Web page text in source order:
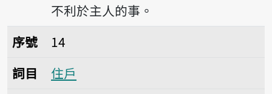
不利於主人的事。
序號14住戶
序號
14
詞目
住戶